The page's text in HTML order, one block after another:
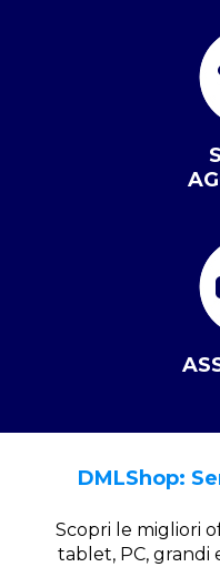
DMLShop:
Scopri le migliori
tablet, PC, grandi